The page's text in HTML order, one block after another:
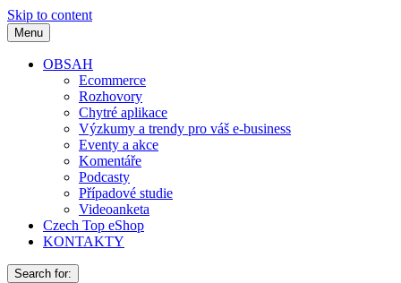
Skip to content
Menu
OBSAH
Ecommerce
Rozhovory
Chytré aplikace
Výzkumy a trendy pro váš e-business
Eventy a akce
Komentáře
Podcasty
Případové studie
Videoanketa
Czech Top eShop
KONTAKTY
Search for: